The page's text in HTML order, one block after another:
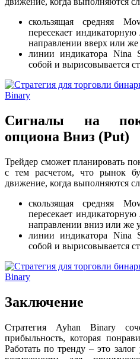
скользящая средняя
пересекает
направлении вверх или
линии индикатора Nina
собой и вырисовывается
Сигналы на
опциона Вниз (Put)
Трейдер сможет планировать
с тем расчетом, что рынок
движение, когда выполняются
скользящая средняя
пересекает
направлении вниз или же
линии индикатора Nina
собой и вырисовывается
Заключение
Стратегия Ayhan Binary
прибыльность, которая
Работать по тренду – это